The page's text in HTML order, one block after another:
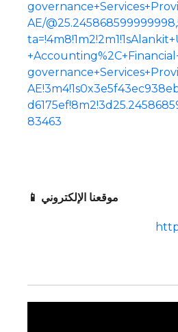
AE/
83463
📱 موقعنا الإلكتروني